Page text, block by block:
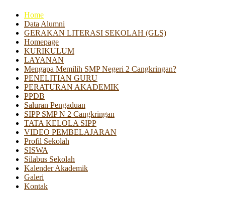
Home
Data Alumni
GERAKAN LITERASI SEKOLAH (GLS)
Homepage
KURIKULUM
LAYANAN
Mengapa Memilih SMP Negeri 2 Cangkringan?
PENELITIAN GURU
PERATURAN AKADEMIK
PPDB
Saluran Pengaduan
SIPP SMP N 2 Cangkringan
TATA KELOLA SIPP
VIDEO PEMBELAJARAN
Profil Sekolah
SISWA
Silabus Sekolah
Kalender Akademik
Galeri
Kontak